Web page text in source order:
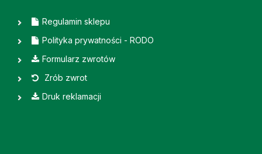
Regulamin sklepu
Polityka prywatności - RODO
Formularz zwrotów
Zrób zwrot
Druk reklamacji